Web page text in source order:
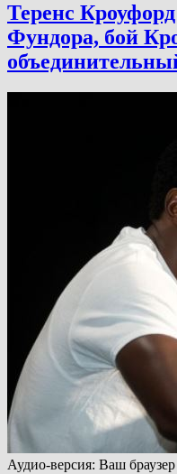
Теренс
Фундора, бой
Аудио-версия: Ваш